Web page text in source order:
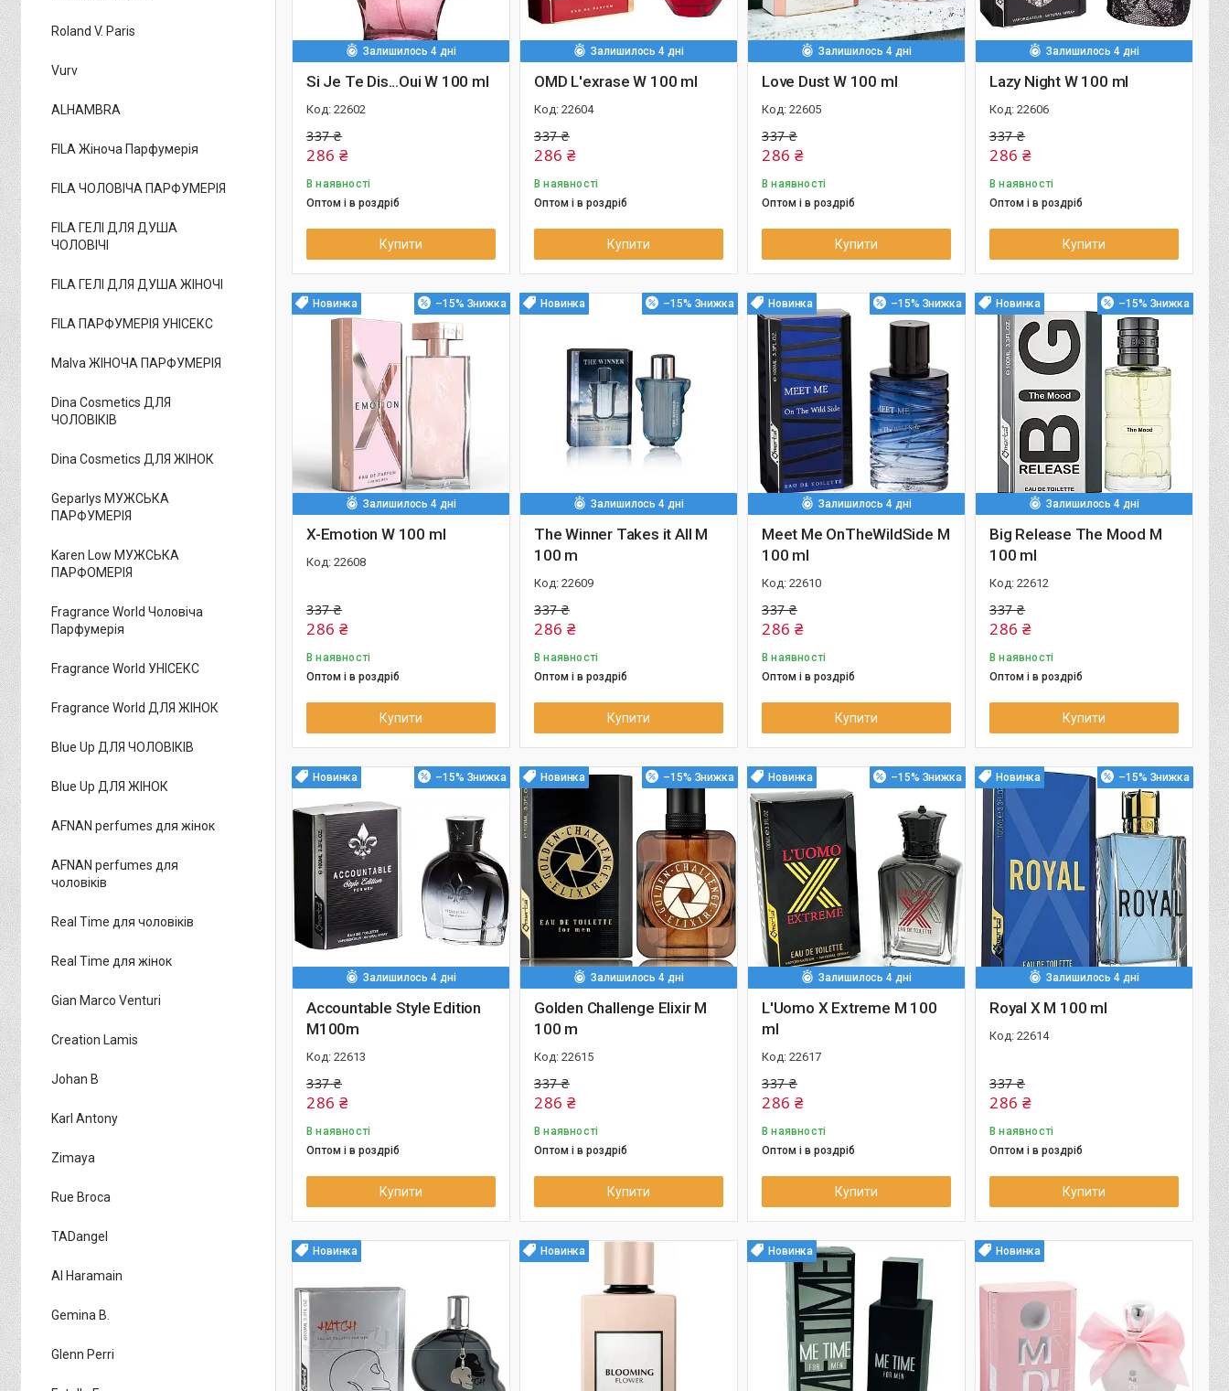
Залишилось 4 дні
Si Je Te Dis...Oui W 100 ml
22602
337 ₴
286 ₴
В наявності
Оптом і в роздріб
Купити
Залишилось 4 дні
OMD L'exrase W 100 ml
22604
337 ₴
286 ₴
В наявності
Оптом і в роздріб
Купити
Залишилось 4 дні
Love Dust W 100 ml
22605
337 ₴
286 ₴
В наявності
Оптом і в роздріб
Купити
Залишилось 4 дні
Lazy Night W 100 ml
22606
337 ₴
286 ₴
В наявності
Оптом і в роздріб
Купити
Новинка –15%
Залишилось 4 дні
X-Emotion W 100 ml
22608
337 ₴
286 ₴
В наявності
Оптом і в роздріб
Купити
Новинка –15%
Залишилось 4 дні
The Winner Takes it All M
100 m
22609
337 ₴
286 ₴
В наявності
Оптом і в роздріб
Купити
Новинка –15%
Залишилось 4 дні
Meet Me OnTheWildSide M
100 ml
22610
337 ₴
286 ₴
В наявності
Оптом і в роздріб
Купити
Новинка –15%
Залишилось 4 дні
Big Release The Mood M
100 ml
22612
337 ₴
286 ₴
В наявності
Оптом і в роздріб
Купити
Новинка –15%
Залишилось 4 дні
Accountable Style Edition
M100m
22613
337 ₴
286 ₴
В наявності
Оптом і в роздріб
Купити
Новинка –15%
Залишилось 4 дні
Golden Challenge Elixir M
100 m
22615
337 ₴
286 ₴
В наявності
Оптом і в роздріб
Купити
Новинка –15%
Залишилось 4 дні
L'Uomo X Extreme M 100
ml
22617
337 ₴
286 ₴
В наявності
Оптом і в роздріб
Купити
Новинка –15%
Залишилось 4 дні
Royal X M 100 ml
22614
337 ₴
286 ₴
В наявності
Оптом і в роздріб
Купити
Новинка Новинка Новинка Новинка
Roland V. Paris
Vurv
ALHAMBRA
FILA Жіноча Парфумерія
FILA ЧОЛОВІЧА ПАРФУМЕРІЯ
FILA ГЕЛІ ДЛЯ ДУША
ЧОЛОВІЧІ
FILA ГЕЛІ ДЛЯ ДУША ЖІНОЧІ
FILA ПАРФУМЕРІЯ УНІСЕКС
Malva ЖІНОЧА ПАРФУМЕРІЯ
Dina Cosmetics ДЛЯ
ЧОЛОВІКІВ
Dina Cosmetics ДЛЯ ЖІНОК
Geparlys МУЖСЬКА
ПАРФУМЕРІЯ
Karen Low МУЖСЬКА
ПАРФОМЕРІЯ
Fragrance World Чоловіча
Парфумерія
Fragrance World УНІСЕКС
Fragrance World ДЛЯ ЖІНОК
Blue Up ДЛЯ ЧОЛОВІКІВ
Blue Up ДЛЯ ЖІНОК
AFNAN perfumes для жінок
AFNAN perfumes для
чоловіків
Real Time для чоловіків
Real Time для жінок
Gian Marco Venturi
Creation Lamis
Johan B
Karl Antony
Zimaya
Rue Broca
TADangel
Al Haramain
Gemina B.
Glenn Perri